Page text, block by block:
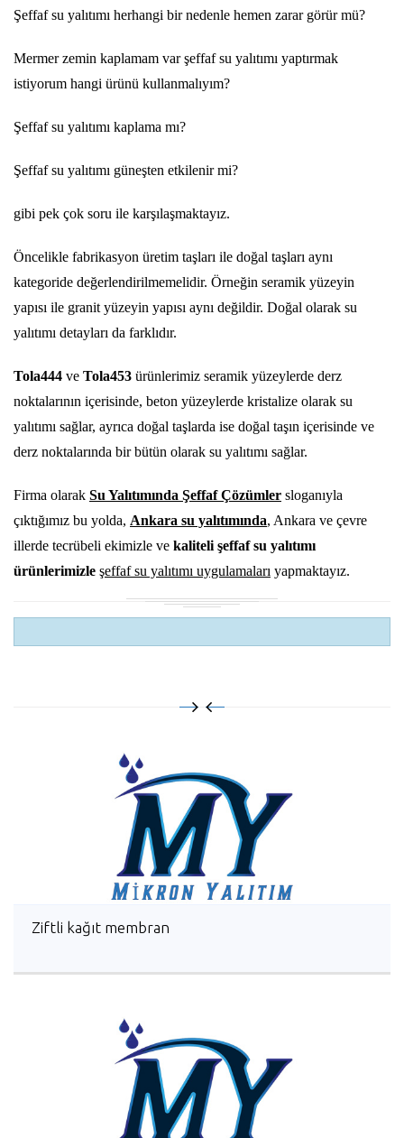
Şeffaf su yalıtımı herhangi bir nedenle hemen zarar görür mü?
Mermer zemin kaplamam var şeffaf su yalıtımı yaptırmak
istiyorum hangi ürünü kullanmalıyım?
Şeffaf su yalıtımı kaplama mı?
Şeffaf su yalıtımı güneşten etkilenir mi?
gibi pek çok soru ile karşılaşmaktayız.
Öncelikle fabrikasyon üretim taşları ile doğal taşları aynı
kategoride değerlendirilmemelidir. Örneğin seramik yüzeyin
yapısı ile granit yüzeyin yapısı aynı değildir. Doğal olarak su
yalıtımı detayları da farklıdır.
Tola444 ve Tola453 ürünlerimiz seramik yüzeylerde derz
noktalarının içerisinde, beton yüzeylerde kristalize olarak su
yalıtımı sağlar, ayrıca doğal taşlarda ise doğal taşın içerisinde ve
derz noktalarında bir bütün olarak su yalıtımı sağlar.
Firma olarak Su Yalıtımında Şeffaf Çözümler sloganıyla
çıktığımız bu yolda, Ankara su yalıtımında, Ankara ve çevre
illerde tecrübeli ekimizle ve kaliteli şeffaf su yalıtımı
ürünlerimizle şeffaf su yalıtımı uygulamaları yapmaktayız.
Ziftli kağıt membran